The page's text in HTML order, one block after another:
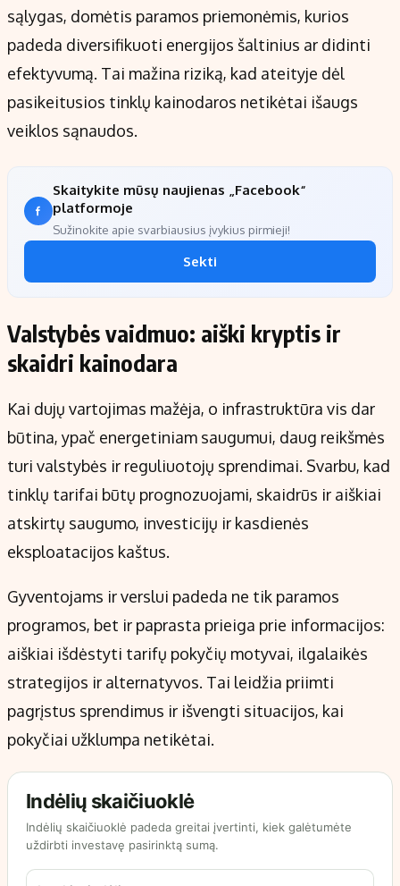
sąlygas, domėtis paramos priemonėmis, kurios
padeda diversifikuoti energijos šaltinius ar didinti
efektyvumą. Tai mažina riziką, kad ateityje dėl
pasikeitusios tinklų kainodaros netikėtai išaugs
veiklos sąnaudos.
Skaitykite mūsų naujienas „Facebook“
platformoje
Sužinokite apie svarbiausius įvykius pirmieji!
Sekti
Valstybės vaidmuo: aiški kryptis ir
skaidri kainodara
Kai dujų vartojimas mažėja, o infrastruktūra vis dar
būtina, ypač energetiniam saugumui, daug reikšmės
turi valstybės ir reguliuotojų sprendimai. Svarbu, kad
tinklų tarifai būtų prognozuojami, skaidrūs ir aiškiai
atskirtų saugumo, investicijų ir kasdienės
eksploatacijos kaštus.
Gyventojams ir verslui padeda ne tik paramos
programos, bet ir paprasta prieiga prie informacijos:
aiškiai išdėstyti tarifų pokyčių motyvai, ilgalaikės
strategijos ir alternatyvos. Tai leidžia priimti
pagrįstus sprendimus ir išvengti situacijos, kai
pokyčiai užklumpa netikėtai.